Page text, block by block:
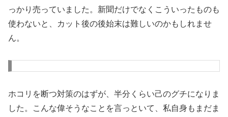
っかり売っていました。新聞だけでなくこういったものも
使わないと、カット後の後始末は難しいのかもしれませ
ん。
ホコリを断つ対策のはずが、半分くらい己のグチになりま
した。こんな偉そうなことを言っといて、私自身もまだま